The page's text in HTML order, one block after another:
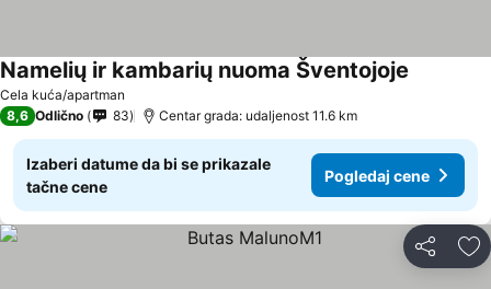
Cela kuća/apartman
Namelių ir kambarių nuoma Šventojoje
8,6 Odlično 83 Centar grada: udaljenost 11.6 km
Izaberi datume da bi se prikazale
tačne cene
Pogledaj cene
Deli